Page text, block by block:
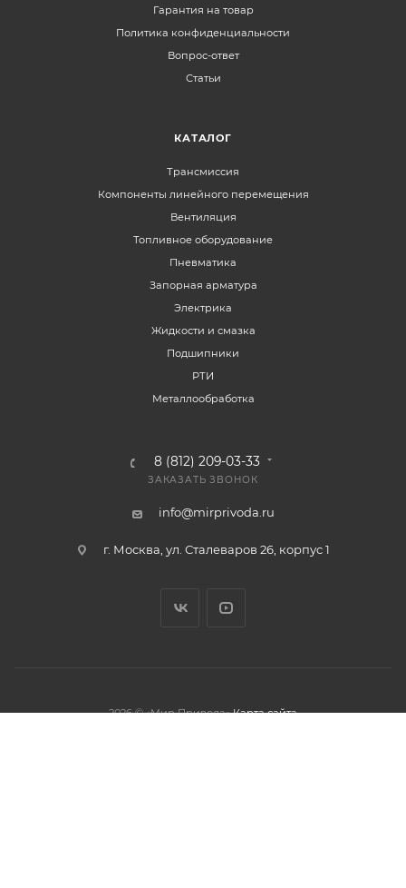
Гарантия на товар
Политика конфиденциальности
Вопрос-ответ
Статьи
КАТАЛОГ
Трансмиссия
Компоненты линейного перемещения
Вентиляция
Топливное оборудование
Пневматика
Запорная арматура
Электрика
Жидкости и смазка
Подшипники
РТИ
Металлообработка
8 (812) 209-03-33
ЗАКАЗАТЬ ЗВОНОК
info@mirprivoda.ru
г. Москва, ул. Сталеваров 26, корпус 1
2026 © «Мир Привода» Карта сайта